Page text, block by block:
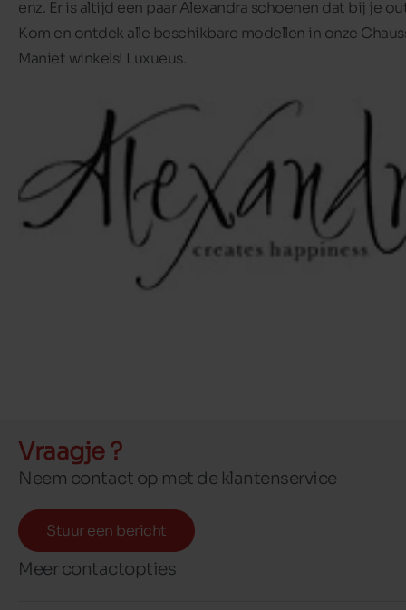
enz. Er is altijd een paar Alexandra schoenen dat bij je
Kom en ontdek alle beschikbare modellen in onze
Maniet winkels! Luxueus.
Vraagje ?
Neem contact op met de klantenservice
Stuur een bericht
Meer contactopties